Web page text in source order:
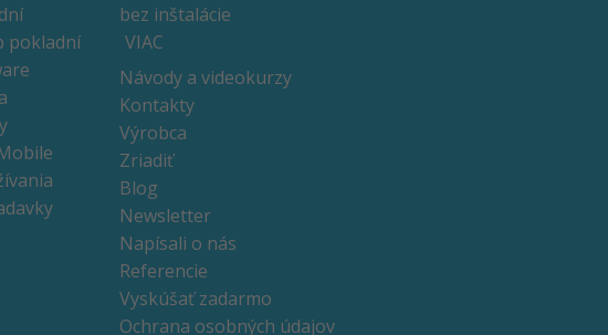
pokladní
bez inštalácie
VIAC
Návody a videokurzy
Kontakty
Výrobca
Zriadiť
Blog
Newsletter
Napísali o nás
Referencie
Vyskúšať zadarmo
Ochrana osobných údajov